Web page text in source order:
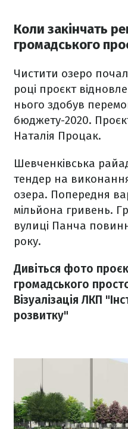
Коли закінчать
громадського
Чистити озеро
році проєкт
нього здобув
бюджету-2020.
Наталія Процак.
Шевченківська
тендер на виконання
озера. Попередня
мільйона гривень.
вулиці Панча
року.
Дивіться фото
громадського
Візуалізація ЛКП
розвитку"